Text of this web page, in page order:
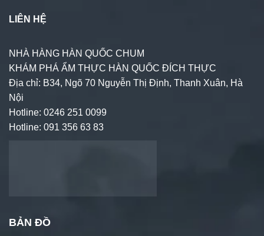
LIÊN HỆ
NHÀ HÀNG HÀN QUỐC CHUM
KHÁM PHÁ ẨM THỰC HÀN QUỐC ĐÍCH THỰC
Địa chỉ: B34, Ngõ 70 Nguyễn Thị Định, Thanh Xuân, Hà
Nội
Hotline: 0246 251 0099
Hotline: 091 356 63 83
BẢN ĐỒ